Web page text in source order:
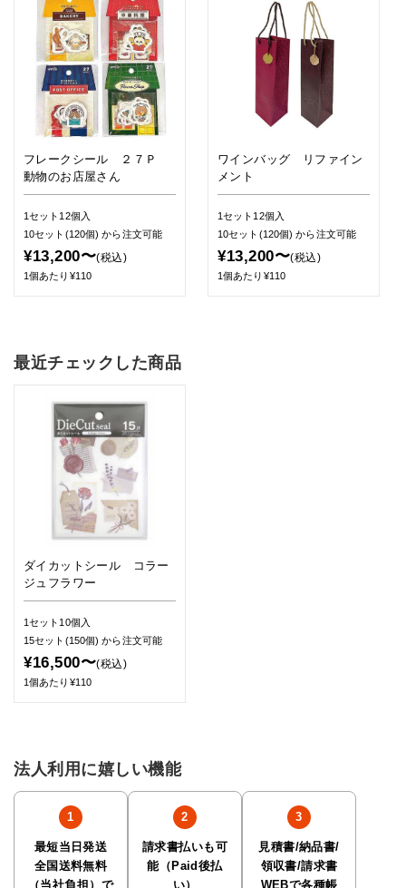
フレークシール ２７Ｐ
動物のお店屋さん
1セット12個入
10セット(120個)から注文可能
¥13,200〜(税込)
1個あたり¥110
ワインバッグ リファイン
メント
1セット12個入
10セット(120個)から注文可能
¥13,200〜(税込)
1個あたり¥110
最近チェックした商品
ダイカットシール コラー
ジュフラワー
1セット10個入
15セット(150個)から注文可能
¥16,500〜(税込)
1個あたり¥110
法人利用に嬉しい機能
最短当日発送
全国送料無料
（当社負担）で
請求書払いも可
能（Paid後払
い）
見積書/納品書/
領収書/請求書
WEBで各種帳